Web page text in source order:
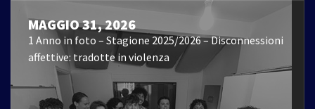
MAGGIO 31, 2026
1 Anno in foto – Stagione 2025/2026 – Disconnessioni
affettive: tradotte in violenza